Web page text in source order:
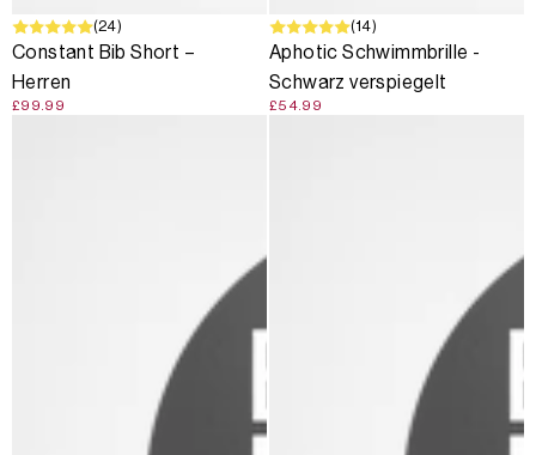
(24)
Constant Bib Short –
Herren
£99.99
(14)
Aphotic Schwimmbrille -
Schwarz verspiegelt
£54.99